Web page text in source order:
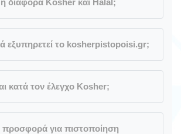
εξυπηρετεί το kosherpistopoisi.gr;
κατά τον έλεγχο Kosher;
για πιστοποίηση